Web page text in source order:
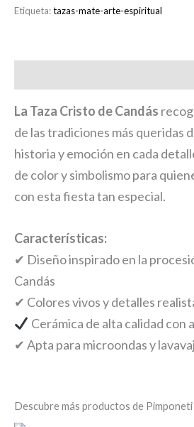
Etiqueta:tazas-mate-arte-espiritual
La Taza Cristo de Candás
de las tradiciones más queridas
historia y emoción en cada
de color y simbolismo para
con esta fiesta tan especial.
Características:
✔ Diseño inspirado en la
Candás
✔ Colores vivos y detalles
Cerámica de alta calidad con
✔ Apta para microondas y
Descubre más productos de